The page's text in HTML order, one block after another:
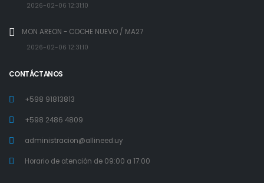
2026-02-06 12:31:10
MON AREON - COCHE NUEVO / MA27
2026-02-06 12:31:10
CONTÁCTANOS
+598 91813813
+598 2486 4809
administracion@allineed.uy
Horario de atención de 09:00 a 17:00